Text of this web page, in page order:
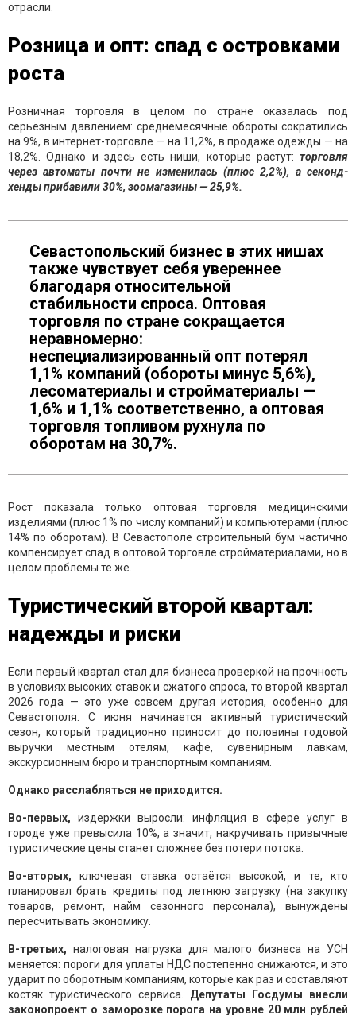
отрасли.
Розница и опт: спад с островками
роста
Розничная торговля в целом по стране оказалась под
серьёзным давлением: среднемесячные обороты сократились
на 9%, в интернет-торговле — на 11,2%, в продаже одежды — на
18,2%. Однако и здесь есть ниши, которые растут: торговля
через автоматы почти не изменилась (плюс 2,2%), а секонд-
хенды прибавили 30%, зоомагазины — 25,9%.
Севастопольский бизнес в этих нишах
также чувствует себя увереннее
благодаря относительной
стабильности спроса. Оптовая
торговля по стране сокращается
неравномерно:
неспециализированный опт потерял
1,1% компаний (обороты минус 5,6%),
лесоматериалы и стройматериалы —
1,6% и 1,1% соответственно, а оптовая
торговля топливом рухнула по
оборотам на 30,7%.
Рост показала только оптовая торговля медицинскими
изделиями (плюс 1% по числу компаний) и компьютерами (плюс
14% по оборотам). В Севастополе строительный бум частично
компенсирует спад в оптовой торговле стройматериалами, но в
целом проблемы те же.
Туристический второй квартал:
надежды и риски
Если первый квартал стал для бизнеса проверкой на прочность
в условиях высоких ставок и сжатого спроса, то второй квартал
2026 года — это уже совсем другая история, особенно для
Севастополя. С июня начинается активный туристический
сезон, который традиционно приносит до половины годовой
выручки местным отелям, кафе, сувенирным лавкам,
экскурсионным бюро и транспортным компаниям.
Однако расслабляться не приходится.
Во-первых, издержки выросли: инфляция в сфере услуг в
городе уже превысила 10%, а значит, накручивать привычные
туристические цены станет сложнее без потери потока.
Во-вторых, ключевая ставка остаётся высокой, и те, кто
планировал брать кредиты под летнюю загрузку (на закупку
товаров, ремонт, найм сезонного персонала), вынуждены
пересчитывать экономику.
В-третьих, налоговая нагрузка для малого бизнеса на УСН
меняется: пороги для уплаты НДС постепенно снижаются, и это
ударит по оборотным компаниям, которые как раз и составляют
костяк туристического сервиса. Депутаты Госдумы внесли
законопроект о заморозке порога на уровне 20 млн рублей